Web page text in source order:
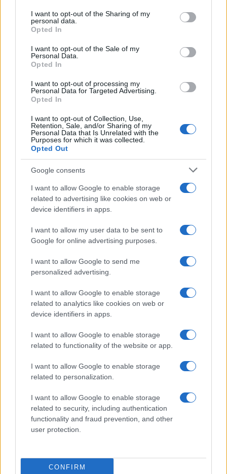
not limited to your visit or usage behaviour. You may click to
grant or deny consent to Google and its third-party tags to
use your data for below specified purposes in below Google
consent section.
I want to opt-out of the Sharing of my
personal data.
Opted In
I want to opt-out of the Sale of my
Personal Data.
Opted In
I want to opt-out of processing my
Personal Data for Targeted Advertising.
Opted In
I want to opt-out of Collection, Use,
Retention, Sale, and/or Sharing of my
Personal Data that Is Unrelated with the
Purposes for which it was collected.
Opted Out
Google consents
I want to allow Google to enable storage
related to advertising like cookies on web or
device identifiers in apps.
I want to allow my user data to be sent to
Google for online advertising purposes.
I want to allow Google to send me
personalized advertising.
I want to allow Google to enable storage
related to analytics like cookies on web or
device identifiers in apps.
I want to allow Google to enable storage
related to functionality of the website or app.
I want to allow Google to enable storage
related to personalization.
I want to allow Google to enable storage
related to security, including authentication
functionality and fraud prevention, and other
user protection.
CONFIRM
Χρηματοδότηση 8 εκατ.
ευρώ σε 843 μέσα
πενταετές πρόγραμμα
ενίσχυσης του Τύπου
α' εξάμηνο, στα 550 εκατ.
ευρώ – Καθαρά κέρδη 313
Το FIAT 500 Hybrid τώρα
συνεχίζουν μαζί: Ανανέωση
της συνεργασίας τους μέχρι
18η συνεχόμενη χρονιά για τον ΟΤΕ στη διεθνή σειρά
δεικτών FTSE4Good
άνοιξε τις πύλες του σε όλους